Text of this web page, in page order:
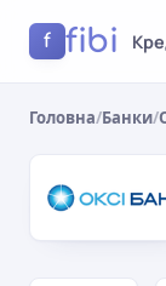
f fibi
Головна/Банки/